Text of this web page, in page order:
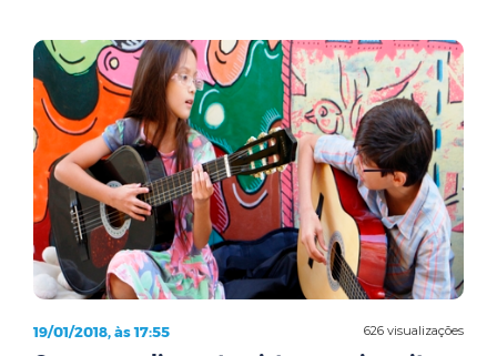
626 visualizações
19/01/2018, às 17:55